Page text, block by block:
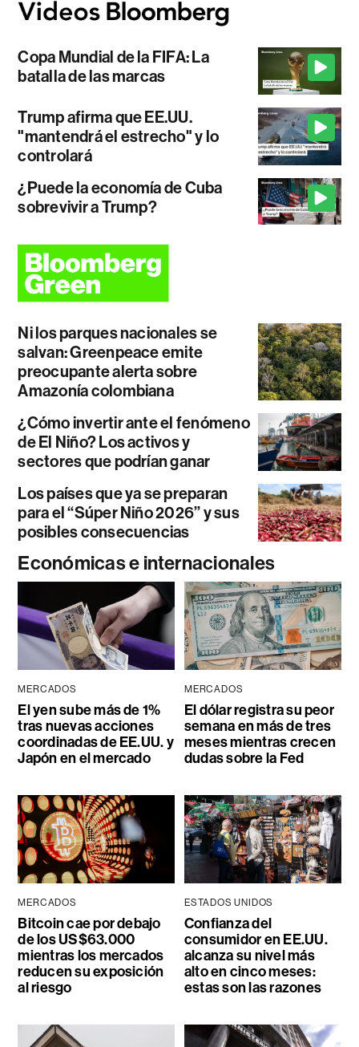
Copa Mundial de la FIFA: La
batalla de las marcas
Trump afirma que EE.UU.
"mantendrá el estrecho" y lo
controlará
¿Puede la economía de Cuba
sobrevivir a Trump?
Ni los parques nacionales se
salvan: Greenpeace emite
preocupante alerta sobre
Amazonía colombiana
¿Cómo invertir ante el fenómeno
de El Niño? Los activos y
sectores que podrían ganar
Los países que ya se preparan
para el “Súper Niño 2026” y sus
posibles consecuencias
Económicas e internacionales
MERCADOS
El yen sube más de 1%
tras nuevas acciones
coordinadas de EE.UU. y
Japón en el mercado
MERCADOS
El dólar registra su peor
semana en más de tres
meses mientras crecen
dudas sobre la Fed
MERCADOS
Bitcoin cae por debajo
de los US$63.000
mientras los mercados
reducen su exposición
al riesgo
ESTADOS UNIDOS
Confianza del
consumidor en EE.UU.
alcanza su nivel más
alto en cinco meses:
estas son las razones